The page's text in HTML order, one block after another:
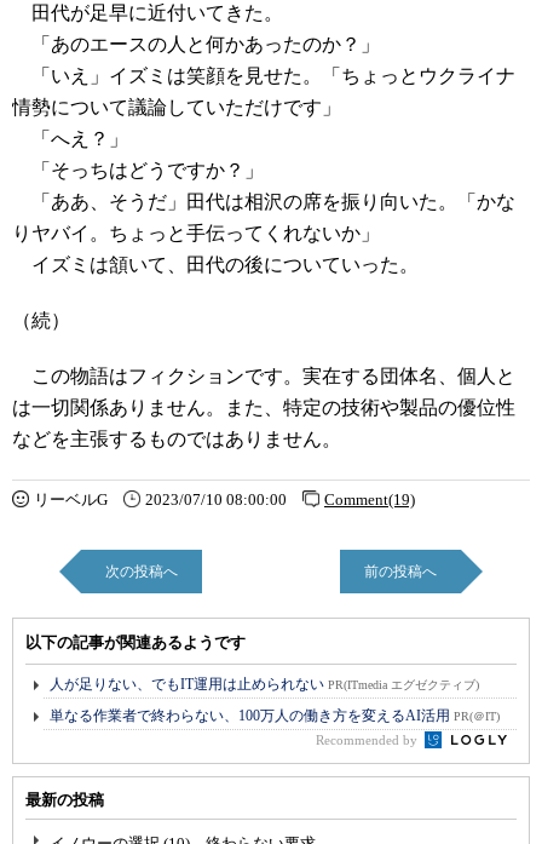
田代が足早に近付いてきた。
「あのエースの人と何かあったのか？」
「いえ」イズミは笑顔を見せた。「ちょっとウクライナ
情勢について議論していただけです」
「へえ？」
「そっちはどうですか？」
「ああ、そうだ」田代は相沢の席を振り向いた。「かな
りヤバイ。ちょっと手伝ってくれないか」
イズミは頷いて、田代の後についていった。
（続）
この物語はフィクションです。実在する団体名、個人と
は一切関係ありません。また、特定の技術や製品の優位性
などを主張するものではありません。
リーベルG 2023/07/10 08:00:00 Comment(19)
次の投稿へ 前の投稿へ
以下の記事が関連あるようです
人が足りない、でもIT運用は止められない PR(ITmedia エグゼクティブ)
単なる作業者で終わらない、100万人の働き方を変えるAI活用 PR(＠IT)
Recommended by
最新の投稿